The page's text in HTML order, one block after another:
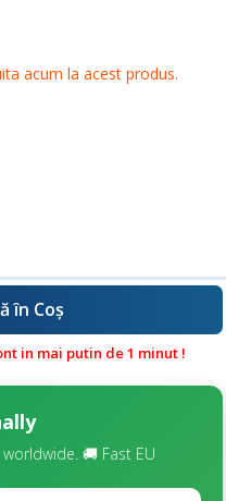
în Coş
in mai putin de 1 minut !
🚚 Fast EU